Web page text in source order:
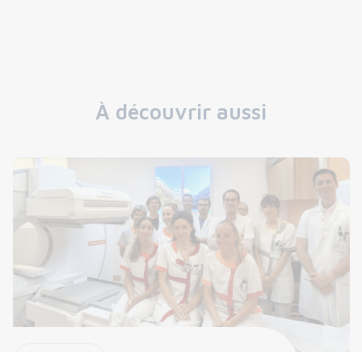
À découvrir aussi